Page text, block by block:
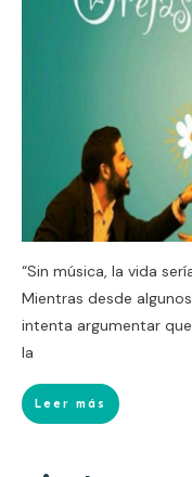
“Sin música, la vida
Mientras desde
intenta argumentar
la
Leer más